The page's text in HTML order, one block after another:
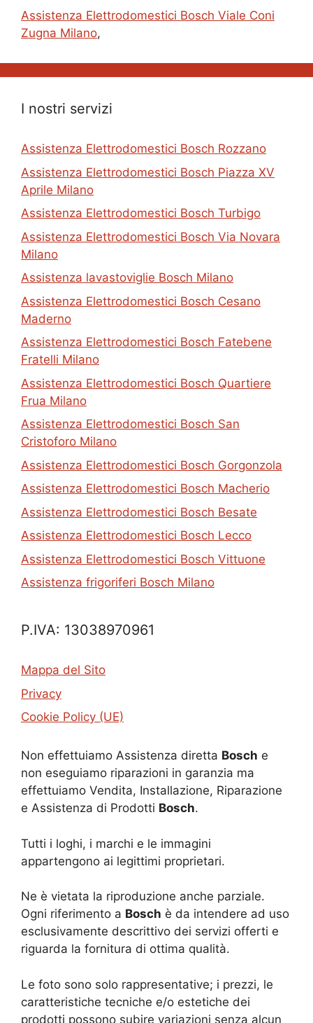
Assistenza Elettrodomestici Bosch Viale Coni
Zugna Milano,
I nostri servizi
Assistenza Elettrodomestici Bosch Rozzano
Assistenza Elettrodomestici Bosch Piazza XV
Aprile Milano
Assistenza Elettrodomestici Bosch Turbigo
Assistenza Elettrodomestici Bosch Via Novara
Milano
Assistenza lavastoviglie Bosch Milano
Assistenza Elettrodomestici Bosch Cesano
Maderno
Assistenza Elettrodomestici Bosch Fatebene
Fratelli Milano
Assistenza Elettrodomestici Bosch Quartiere
Frua Milano
Assistenza Elettrodomestici Bosch San
Cristoforo Milano
Assistenza Elettrodomestici Bosch Gorgonzola
Assistenza Elettrodomestici Bosch Macherio
Assistenza Elettrodomestici Bosch Besate
Assistenza Elettrodomestici Bosch Lecco
Assistenza Elettrodomestici Bosch Vittuone
Assistenza frigoriferi Bosch Milano
P.IVA: 13038970961
Mappa del Sito
Privacy
Cookie Policy (UE)
Non effettuiamo Assistenza diretta Bosch e
non eseguiamo riparazioni in garanzia ma
effettuiamo Vendita, Installazione, Riparazione
e Assistenza di Prodotti Bosch.
Tutti i loghi, i marchi e le immagini
appartengono ai legittimi proprietari.
Ne è vietata la riproduzione anche parziale.
Ogni riferimento a Bosch è da intendere ad uso
esclusivamente descrittivo dei servizi offerti e
riguarda la fornitura di ottima qualità.
Le foto sono solo rappresentative; i prezzi, le
caratteristiche tecniche e/o estetiche dei
prodotti possono subire variazioni senza alcun